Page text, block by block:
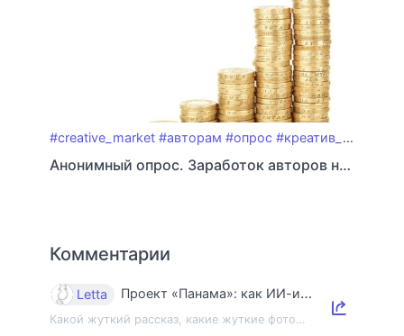
#creative_market #авторам #опрос #креатив_маркет
Анонимный опрос. Заработок авторов на Креатив Маркете
Комментарии
Letta Проект «Панама»: как ИИ-индустрия уничтожает книги и знания
Какой жуткий рассказ, какие жуткие фото…